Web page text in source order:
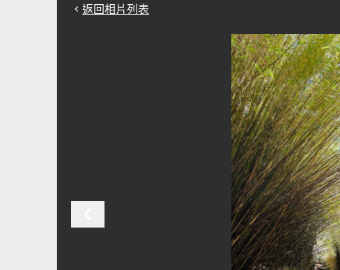
返回相片列表